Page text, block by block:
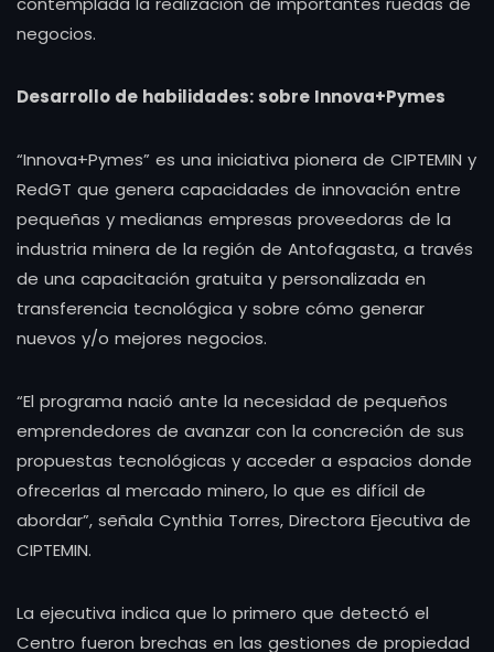
negocios.
Desarrollo de habilidades: sobre Innova+Pymes
“Innova+Pymes” es una iniciativa pionera de CIPTEMIN y
RedGT que genera capacidades de innovación entre
pequeñas y medianas empresas proveedoras de la
industria minera de la región de Antofagasta, a través
de una capacitación gratuita y personalizada en
transferencia tecnológica y sobre cómo generar
nuevos y/o mejores negocios.
“El programa nació ante la necesidad de pequeños
emprendedores de avanzar con la concreción de sus
propuestas tecnológicas y acceder a espacios donde
ofrecerlas al mercado minero, lo que es difícil de
abordar”, señala Cynthia Torres, Directora Ejecutiva de
CIPTEMIN.
La ejecutiva indica que lo primero que detectó el
Centro fueron brechas en las gestiones de propiedad